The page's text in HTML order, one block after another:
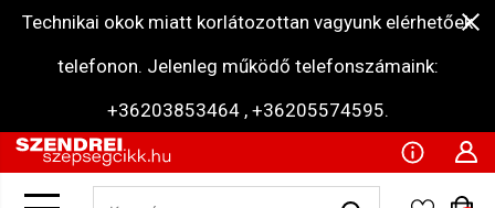
Technikai okok miatt korlátozottan vagyunk elérhetőek
telefonon. Jelenleg működő telefonszámaink:
+36203853464 , +36205574595.